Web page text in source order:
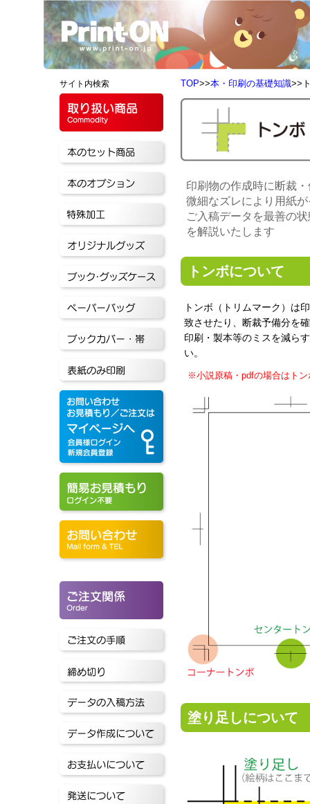
サイト内検索 TOP>>本・印刷の基礎知識>>
印刷物の作成時に断裁
微細なズレにより用紙
ご入稿データを最善の
を解説いたします
トンボについて
トンボ（トリムマーク）は
致させたり、断裁予備分を
印刷・製本等のミスを減ら
い。
※小説原稿・pdfの場合はト
塗り足しについて